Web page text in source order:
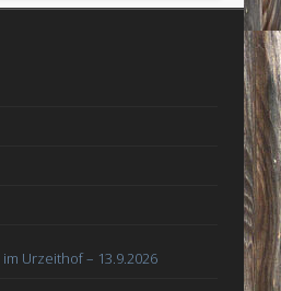
im Urzeithof – 13.9.2026